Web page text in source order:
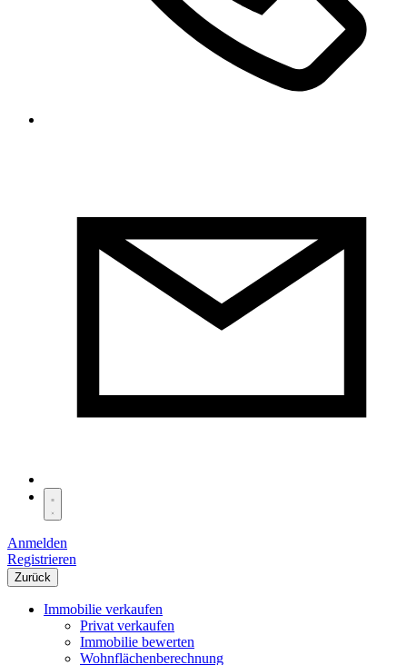
Anmelden
Registrieren
Zurück
Immobilie verkaufen
Privat verkaufen
Immobilie bewerten
Wohnflächenberechnung